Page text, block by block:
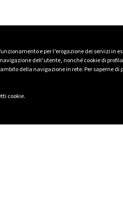
e per l’erogazione dei servizi in
dell’utente, nonché cookie di
della navigazione in rete. Per saperne di
cookie.